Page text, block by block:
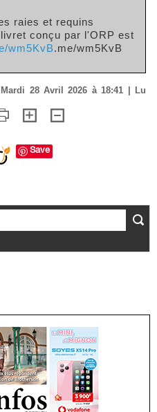
raies et requins
conçu par l'ORP est
wm5KvB.me/wm5KvB
28 Avril 2026 à 18:41 | Lu
Save